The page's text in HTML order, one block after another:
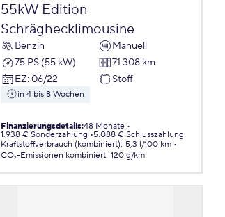
55kW Edition
Schräghecklimousine
Benzin
Manuell
75 PS (55 kW)
71.308 km
EZ: 06/22 Stoff
in 4 bis 8 Wochen
Finanzierungsdetails:48 Monate
1.938 € Sonderzahlung 5.088 € Schlusszahlung
Kraftstoffverbrauch (kombiniert): 5,3 l/100 km
CO₂-Emissionen kombiniert: 120 g/km